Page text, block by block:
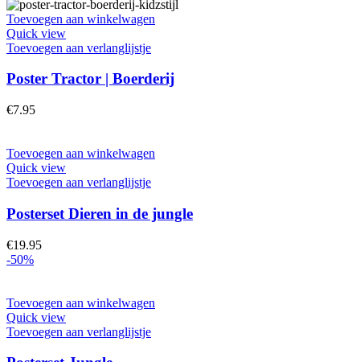
Toevoegen aan winkelwagen
Quick view
Toevoegen aan verlanglijstje
Poster Tractor | Boerderij
€7.95
Toevoegen aan winkelwagen
Quick view
Toevoegen aan verlanglijstje
Posterset Dieren in de jungle
€19.95
-50%
Toevoegen aan winkelwagen
Quick view
Toevoegen aan verlanglijstje